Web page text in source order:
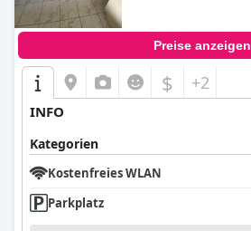
Preise anzeigen
$ +2
INFO
Kategorien
Kostenfreies WLAN
Parkplatz